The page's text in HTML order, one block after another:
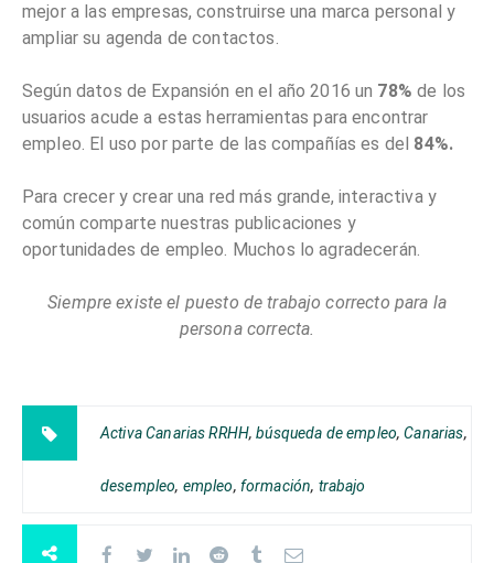
mejor a las empresas, construirse una marca personal y
ampliar su agenda de contactos.
Según datos de Expansión en el año 2016 un 78% de los
usuarios acude a estas herramientas para encontrar
empleo. El uso por parte de las compañías es del 84%.
Para crecer y crear una red más grande, interactiva y
común comparte nuestras publicaciones y
oportunidades de empleo. Muchos lo agradecerán.
Siempre existe el puesto de trabajo correcto para la
persona correcta.
Activa Canarias RRHH,búsqueda de empleo,Canarias,
desempleo, empleo, formación, trabajo